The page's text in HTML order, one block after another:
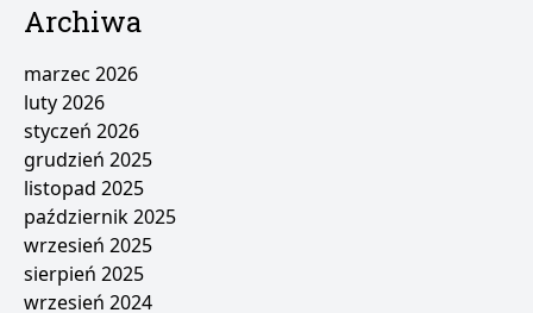
Archiwa
marzec 2026
luty 2026
styczeń 2026
grudzień 2025
listopad 2025
październik 2025
wrzesień 2025
sierpień 2025
wrzesień 2024